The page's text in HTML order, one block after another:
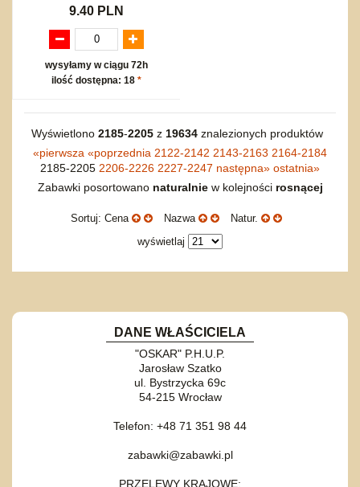
9.40 PLN
wysyłamy w ciągu 72h
ilość dostępna: 18 *
Wyświetlono 2185-2205z 19634znalezionych produktów
«pierwsza «poprzednia 2122-2142 2143-2163 2164-2184
2185-2205 2206-2226 2227-2247 następna» ostatnia»
Zabawki posortowano naturalniew kolejności rosnącej
Sortuj: Cena Nazwa
Natur.
wyświetlaj
DANE WŁAŚCICIELA
"OSKAR" P.H.U.P.
Jarosław Szatko
ul. Bystrzycka 69c
54-215 Wrocław
Telefon: +48 71 351 98 44
zabawki@zabawki.pl
PRZELEWY KRAJOWE: